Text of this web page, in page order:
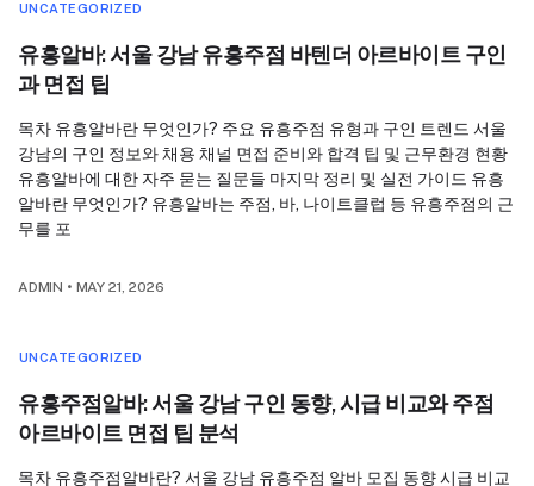
UNCATEGORIZED
유흥알바: 서울 강남 유흥주점 바텐더 아르바이트 구인
과 면접 팁
목차 유흥알바란 무엇인가? 주요 유흥주점 유형과 구인 트렌드 서울
강남의 구인 정보와 채용 채널 면접 준비와 합격 팁 및 근무환경 현황
유흥알바에 대한 자주 묻는 질문들 마지막 정리 및 실전 가이드 유흥
알바란 무엇인가? 유흥알바는 주점, 바, 나이트클럽 등 유흥주점의 근
무를 포
ADMIN • MAY 21, 2026
UNCATEGORIZED
유흥주점알바: 서울 강남 구인 동향, 시급 비교와 주점
아르바이트 면접 팁 분석
목차 유흥주점알바란? 서울 강남 유흥주점 알바 모집 동향 시급 비교